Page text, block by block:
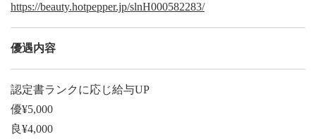
https://beauty.hotpepper.jp/slnH000582283/
優遇内容
認定書ランクに応じ給与UP
優¥5,000
良¥4,000